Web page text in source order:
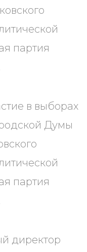
партия
в выборах
Думы
партия
директор